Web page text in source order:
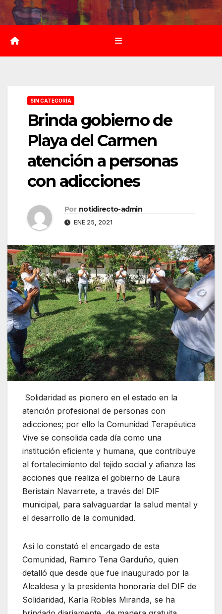
Saltar
al
contenido
SIN CATEGORÍA
Brinda gobierno de
Playa del Carmen
atención a personas
con adicciones
Por notidirecto-admin
ENE 25, 2021
Solidaridad es pionero en el estado en la
atención profesional de personas con
adicciones; por ello la Comunidad Terapéutica
Vive se consolida cada día como una
institución eficiente y humana, que contribuye
al fortalecimiento del tejido social y afianza las
acciones que realiza el gobierno de Laura
Beristain Navarrete, a través del DIF
municipal, para salvaguardar la salud mental y
el desarrollo de la comunidad.
Así lo constató el encargado de esta
Comunidad, Ramiro Tena Garduño, quien
detalló que desde que fue inaugurado por la
Alcaldesa y la presidenta honoraria del DIF de
Solidaridad, Karla Robles Miranda, se ha